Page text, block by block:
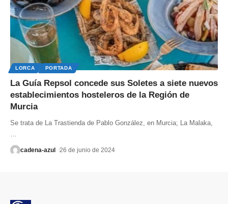
LORCA PORTADA
La Guía Repsol concede sus Soletes a siete nuevos
establecimientos hosteleros de la Región de
Murcia
Se trata de La Trastienda de Pablo González, en Murcia; La Malaka,
cadena-azul 26 de junio de 2024